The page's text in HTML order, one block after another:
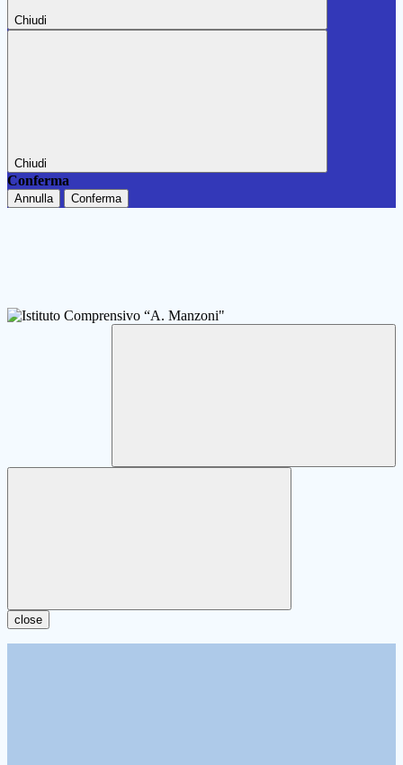
Chiudi
Chiudi
Conferma
Annulla Conferma
close